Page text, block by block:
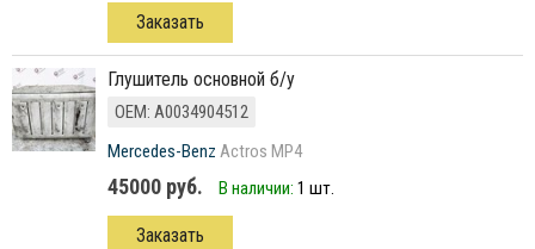
Заказать
глушитель основной б/у
ОЕМ: A0034904512
Mercedes-Benz Actros MP4
45000 руб. В наличии: 1 шт.
Заказать